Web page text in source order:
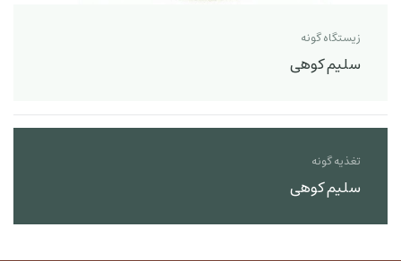
زیستگاه گونه
سلیم کوهی
تغذیه گونه
سلیم کوهی